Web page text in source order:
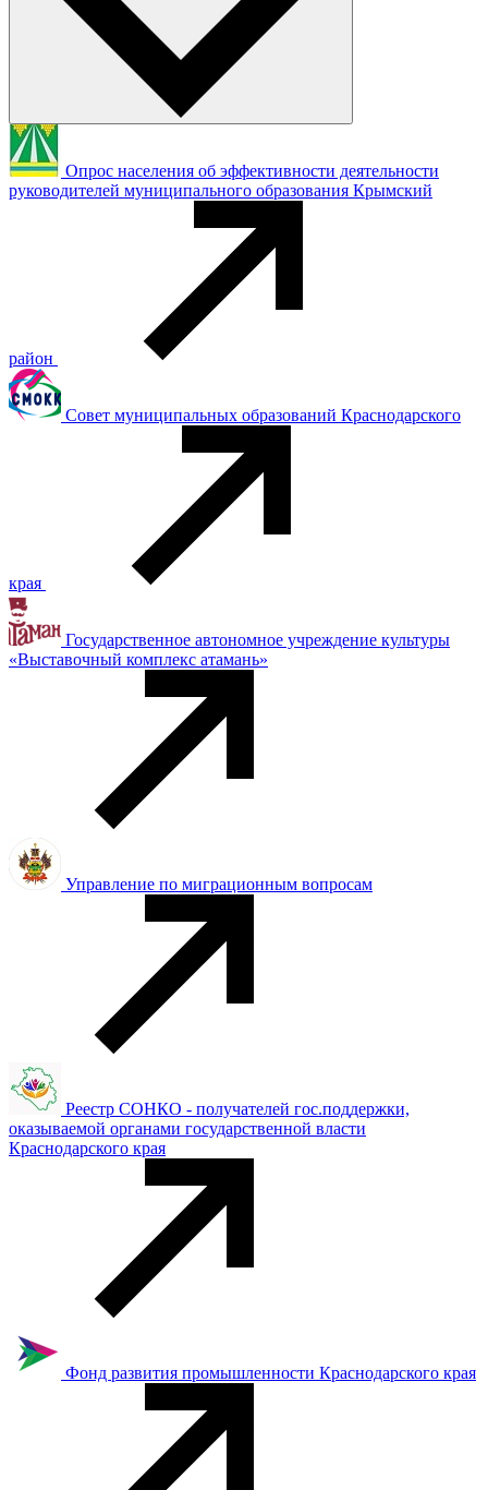
Опрос населения об эффективности деятельности
руководителей муниципального образования Крымский
район
Совет муниципальных образований Краснодарского
края
Государственное автономное учреждение культуры
«Выставочный комплекс атамань»
Управление по миграционным вопросам
Реестр СОНКО - получателей гос.поддержки,
оказываемой органами государственной власти
Краснодарского края
Фонд развития промышленности Краснодарского края